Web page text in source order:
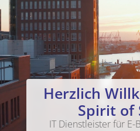
Herzlich
Spirit of
IT Dienstleister für E-